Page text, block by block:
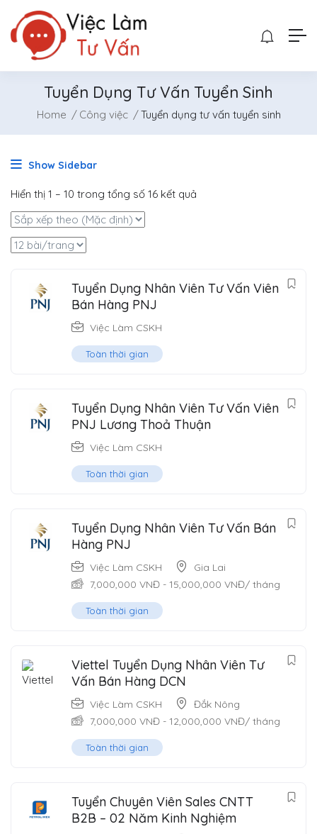
Tuyển Dụng Tư Vấn Tuyển Sinh
Home Công việc Tuyển dụng tư vấn tuyển sinh
Show Sidebar
Hiển thị 1 – 10 trong tổng số 16 kết quả
Tuyển Dụng Nhân Viên Tư Vấn Viên
Bán Hàng PNJ
Việc Làm CSKH
Toàn thời gian
Tuyển Dụng Nhân Viên Tư Vấn Viên
PNJ Lương Thoả Thuận
Việc Làm CSKH
Toàn thời gian
Tuyển Dụng Nhân Viên Tư Vấn Bán
Hàng PNJ
Việc Làm CSKH
Gia Lai
7,000,000 VNĐ - 15,000,000 VNĐ/ tháng
Toàn thời gian
Viettel Tuyển Dụng Nhân Viên Tư
Vấn Bán Hàng DCN
Việc Làm CSKH
Đắk Nông
7,000,000 VNĐ - 12,000,000 VNĐ/ tháng
Toàn thời gian
Tuyển Chuyên Viên Sales CNTT
B2B – 02 Năm Kinh Nghiệm